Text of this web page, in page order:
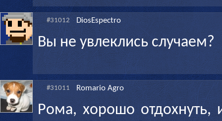
#31012 DiosEspectro
Вы не увлеклись случаем?
#31011 Romario Agro
Рома, хорошо